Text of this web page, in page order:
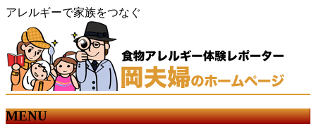
アレルギーで家族をつなぐ
MENU